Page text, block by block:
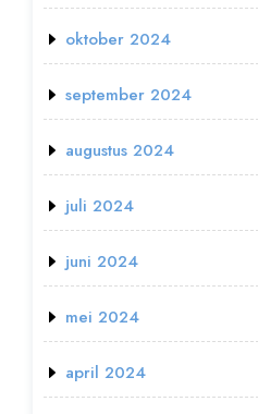
oktober 2024
september 2024
augustus 2024
juli 2024
juni 2024
mei 2024
april 2024